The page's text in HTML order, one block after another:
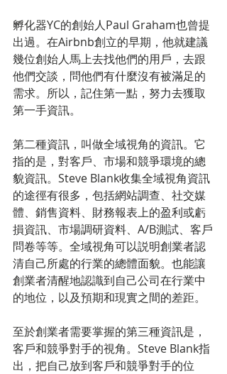
孵化器YC的創始人Paul Graham也曾提
出過。在Airbnb創立的早期，他就建議
幾位創始人馬上去找他們的用戶，去跟
他們交談，問他們有什麼沒有被滿足的
需求。所以，記住第一點，努力去獲取
第一手資訊。
第二種資訊，叫做全域視角的資訊。它
指的是，對客戶、市場和競爭環境的總
貌資訊。Steve Blank收集全域視角資訊
的途徑有很多，包括網站調查、社交媒
體、銷售資料、財務報表上的盈利或虧
損資訊、市場調研資料、A/B測試、客戶
問卷等等。全域視角可以説明創業者認
清自己所處的行業的總體面貌。也能讓
創業者清醒地認識到自己公司在行業中
的地位，以及預期和現實之間的差距。
至於創業者需要掌握的第三種資訊是，
客戶和競爭對手的視角。Steve Blank指
出，把自己放到客戶和競爭對手的位